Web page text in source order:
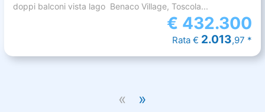
doppi balconi vista lago  Benaco Village, Toscola...
€ 432.300
Rata € 2.013,97 *
« »